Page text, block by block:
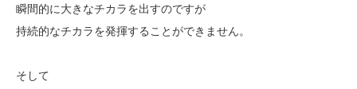
瞬間的に大きなチカラを出すのですが
持続的なチカラを発揮することができません。
そして